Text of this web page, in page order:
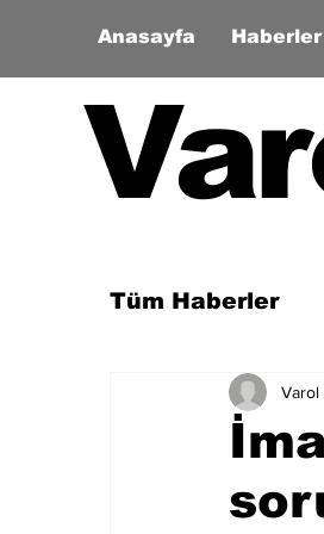
Anasayfa Haberler
Tüm Haberler
Son DakikaVarol